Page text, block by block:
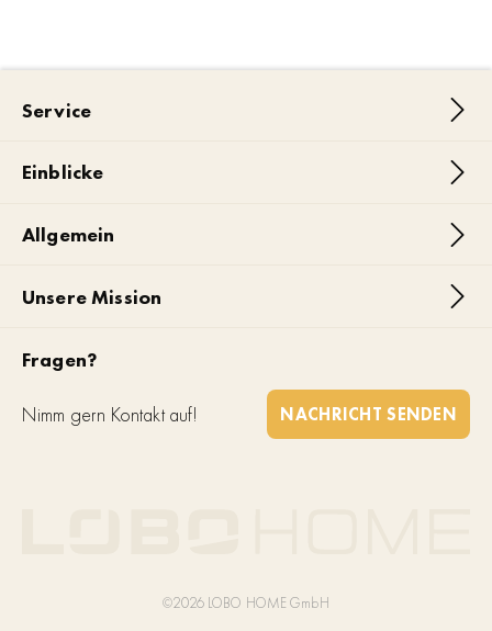
Service
Einblicke
Allgemein
Unsere Mission
Fragen?
Nimm gern Kontakt auf! NACHRICHT SENDEN
©2026 LOBO HOME GmbH